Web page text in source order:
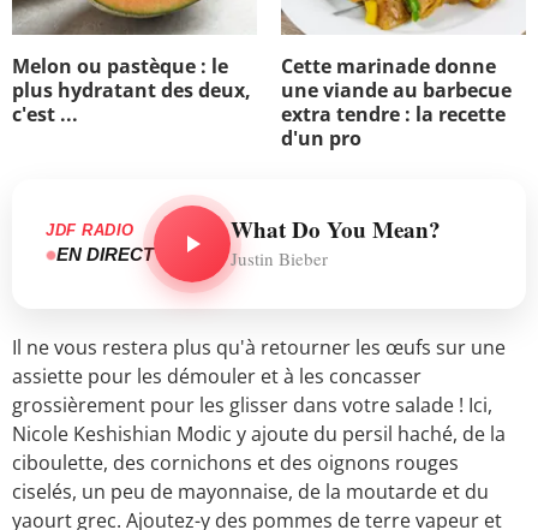
Melon ou pastèque : le
plus hydratant des deux,
c'est ...
Cette marinade donne
une viande au barbecue
extra tendre : la recette
d'un pro
JDF RADIO
EN DIRECT
What Do You Mean?
Justin Bieber
Il ne vous restera plus qu'à retourner les œufs sur une
assiette pour les démouler et à les concasser
grossièrement pour les glisser dans votre salade ! Ici,
Nicole Keshishian Modic y ajoute du persil haché, de la
ciboulette, des cornichons et des oignons rouges
ciselés, un peu de mayonnaise, de la moutarde et du
yaourt grec. Ajoutez-y des pommes de terre vapeur et